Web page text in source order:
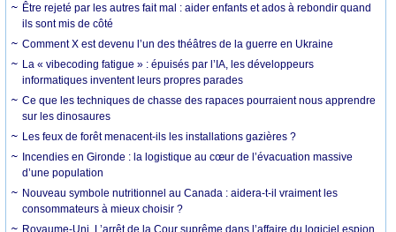
Être rejeté par les autres fait mal : aider enfants et ados à rebondir quand
ils sont mis de côté
Comment X est devenu l’un des théâtres de la guerre en Ukraine
La « vibecoding fatigue » : épuisés par l’IA, les développeurs
informatiques inventent leurs propres parades
Ce que les techniques de chasse des rapaces pourraient nous apprendre
sur les dinosaures
Les feux de forêt menacent-ils les installations gazières ?
Incendies en Gironde : la logistique au cœur de l’évacuation massive
d’une population
Nouveau symbole nutritionnel au Canada : aidera-t-il vraiment les
consommateurs à mieux choisir ?
Royaume-Uni. L’arrêt de la Cour suprême dans l’affaire du logiciel espion